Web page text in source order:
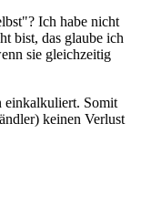
Ich habe nicht
bist, das glaube ich
sie gleichzeitig
einkalkuliert. Somit
keinen Verlust